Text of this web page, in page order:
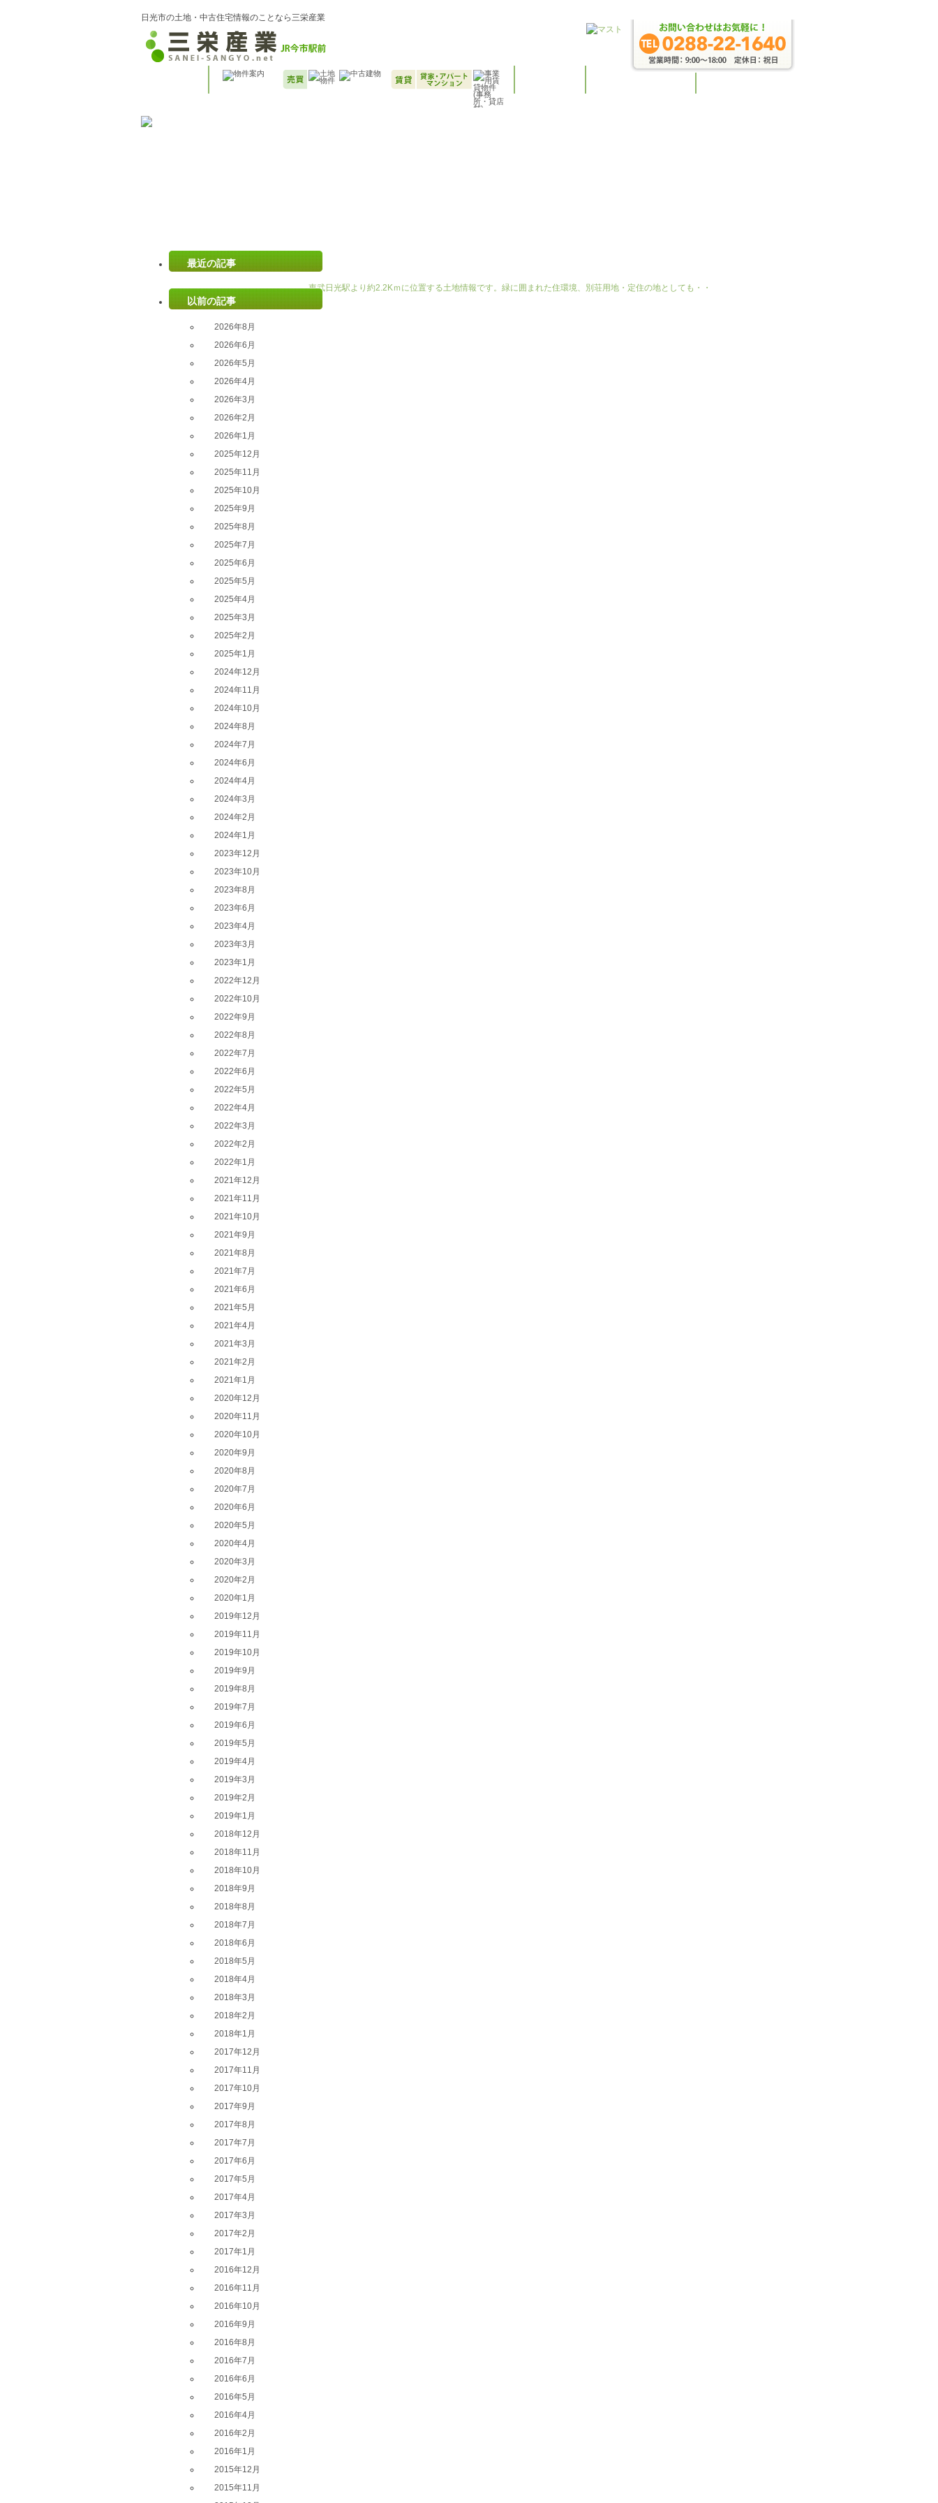
日光市の土地・中古住宅情報のことなら三栄産業
2017.11.13
東武日光駅より約2.2Kｍに位置する土地情報です。緑に囲まれた住環境、別荘用地・定住の地としても・・
最近の記事
以前の記事
2026年8月
2026年6月
2026年5月
2026年4月
2026年3月
2026年2月
2026年1月
2025年12月
2025年11月
2025年10月
2025年9月
2025年8月
2025年7月
2025年6月
2025年5月
2025年4月
2025年3月
2025年2月
2025年1月
2024年12月
2024年11月
2024年10月
2024年8月
2024年7月
2024年6月
2024年4月
2024年3月
2024年2月
2024年1月
2023年12月
2023年10月
2023年8月
2023年6月
2023年4月
2023年3月
2023年1月
2022年12月
2022年10月
2022年9月
2022年8月
2022年7月
2022年6月
2022年5月
2022年4月
2022年3月
2022年2月
2022年1月
2021年12月
2021年11月
2021年10月
2021年9月
2021年8月
2021年7月
2021年6月
2021年5月
2021年4月
2021年3月
2021年2月
2021年1月
2020年12月
2020年11月
2020年10月
2020年9月
2020年8月
2020年7月
2020年6月
2020年5月
2020年4月
2020年3月
2020年2月
2020年1月
2019年12月
2019年11月
2019年10月
2019年9月
2019年8月
2019年7月
2019年6月
2019年5月
2019年4月
2019年3月
2019年2月
2019年1月
2018年12月
2018年11月
2018年10月
2018年9月
2018年8月
2018年7月
2018年6月
2018年5月
2018年4月
2018年3月
2018年2月
2018年1月
2017年12月
2017年11月
2017年10月
2017年9月
2017年8月
2017年7月
2017年6月
2017年5月
2017年4月
2017年3月
2017年2月
2017年1月
2016年12月
2016年11月
2016年10月
2016年9月
2016年8月
2016年7月
2016年6月
2016年5月
2016年4月
2016年2月
2016年1月
2015年12月
2015年11月